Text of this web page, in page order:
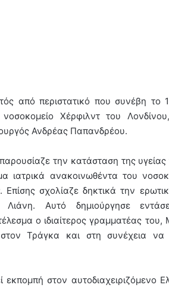
από περιστατικό που συνέβη το
Χέρφιλντ του
Ανδρέας Παπανδρέου.
παρουσίαζε την κατάσταση της
ιατρικά ανακοινωθέντα του
Επίσης σχολίαζε δηκτικά την
Λιάνη. Αυτό δημιούργησε
ο ιδιαίτερος γραμματέας του,
Τράγκα και στη συνέχεια
εκπομπή στον